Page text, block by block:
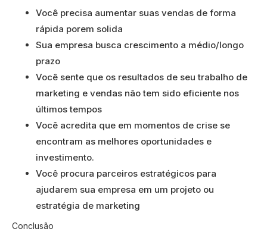
Você precisa aumentar suas vendas de forma
rápida porem solida
Sua empresa busca crescimento a médio/longo
prazo
Você sente que os resultados de seu trabalho de
marketing e vendas não tem sido eficiente nos
últimos tempos
Você acredita que em momentos de crise se
encontram as melhores oportunidades e
investimento.
Você procura parceiros estratégicos para
ajudarem sua empresa em um projeto ou
estratégia de marketing
Conclusão